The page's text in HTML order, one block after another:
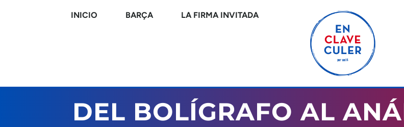
INICIO BARÇA LA FIRMA INVITADA
DEL BOLÍGRAFO AL